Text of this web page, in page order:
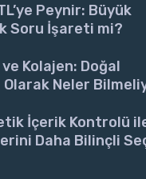
Peynir: Büyük
Soru İşareti mi?
Kolajen: Doğal
Olarak Neler
İçerik Kontrolü
Daha Bilinçli